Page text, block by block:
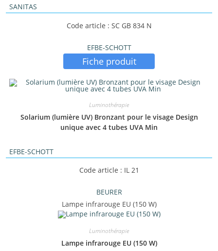
SANITAS
Code article : SC GB 834 N
EFBE-SCHOTT
Fiche produit
Luminothérapie
Solarium (lumière UV) Bronzant pour le visage Design
unique avec 4 tubes UVA Min
EFBE-SCHOTT
Code article : IL 21
BEURER
Lampe infrarouge EU (150 W)
Luminothérapie
Lampe infrarouge EU (150 W)